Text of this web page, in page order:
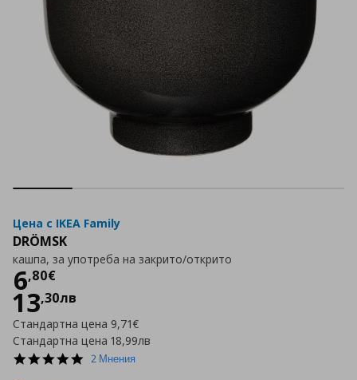
Цена с IKEA Family
DRÖMSK
кашпа, за употреба на закрито/открито
6,80€
Цена
13,30лв
Стандартна цена 9,71€
Стандартна цена 18,99лв
5.0
2 Мнения